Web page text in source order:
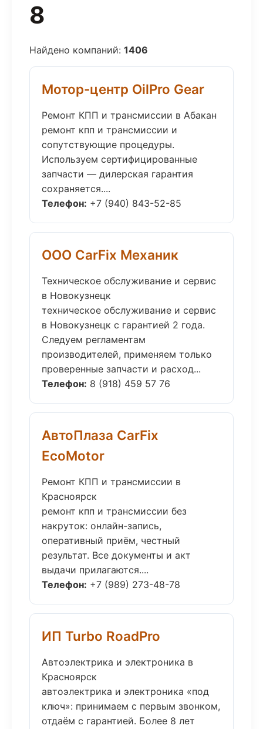
8
Найдено компаний: 1406
Мотор-центр OilPro Gear
Ремонт КПП и трансмиссии в Абакан
ремонт кпп и трансмиссии и
сопутствующие процедуры.
Используем сертифицированные
запчасти — дилерская гарантия
сохраняется....
Телефон: +7 (940) 843-52-85
ООО CarFix Механик
Техническое обслуживание и сервис
в Новокузнецк
техническое обслуживание и сервис
в Новокузнецк с гарантией 2 года.
Следуем регламентам
производителей, применяем только
проверенные запчасти и расход...
Телефон: 8 (918) 459 57 76
АвтоПлаза CarFix
EcoMotor
Ремонт КПП и трансмиссии в
Красноярск
ремонт кпп и трансмиссии без
накруток: онлайн-запись,
оперативный приём, честный
результат. Все документы и акт
выдачи прилагаются....
Телефон: +7 (989) 273-48-78
ИП Turbo RoadPro
Автоэлектрика и электроника в
Красноярск
автоэлектрика и электроника «под
ключ»: принимаем с первым звонком,
отдаём с гарантией. Более 8 лет